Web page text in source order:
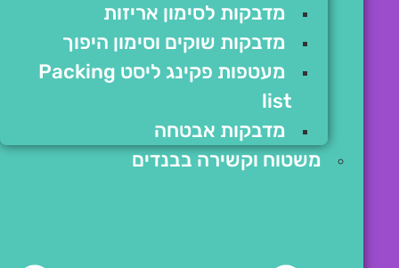
מדבקות לסימון אריזות
מדבקות שוקים וסימון היפוך
מעטפות פקינג ליסט Packing
list
מדבקות אבטחה
משטוח וקשירה בבנדים